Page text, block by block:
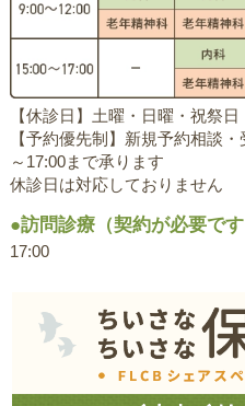
【休診日】土曜・日曜・祝祭日
【予約優先制】新規予約相談
～17:00まで承ります
休診日は対応しておりません
●訪問診療（契約が必要です
17:00